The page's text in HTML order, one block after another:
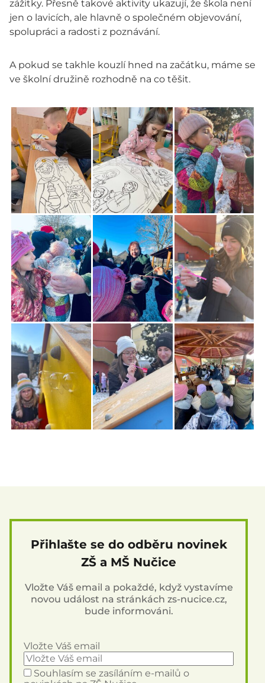
zážitky. Přesně takové aktivity ukazují, že škola není
jen o lavicích, ale hlavně o společném objevování,
spolupráci a radosti z poznávání.
A pokud se takhle kouzlí hned na začátku, máme se
ve školní družině rozhodně na co těšit.
Přihlašte se do odběru novinek
ZŠ a MŠ Nučice
Vložte Váš email a pokaždé, když vystavíme
novou událost na stránkách zs-nucice.cz,
bude informováni.
Vložte Váš email
Souhlasím se zasíláním e-mailů o